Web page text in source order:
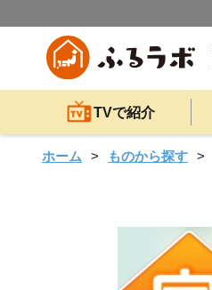
TVで紹介
ホーム ものから探す